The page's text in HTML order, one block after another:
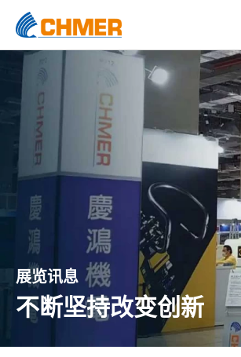
展览讯息
不断坚持改变创新